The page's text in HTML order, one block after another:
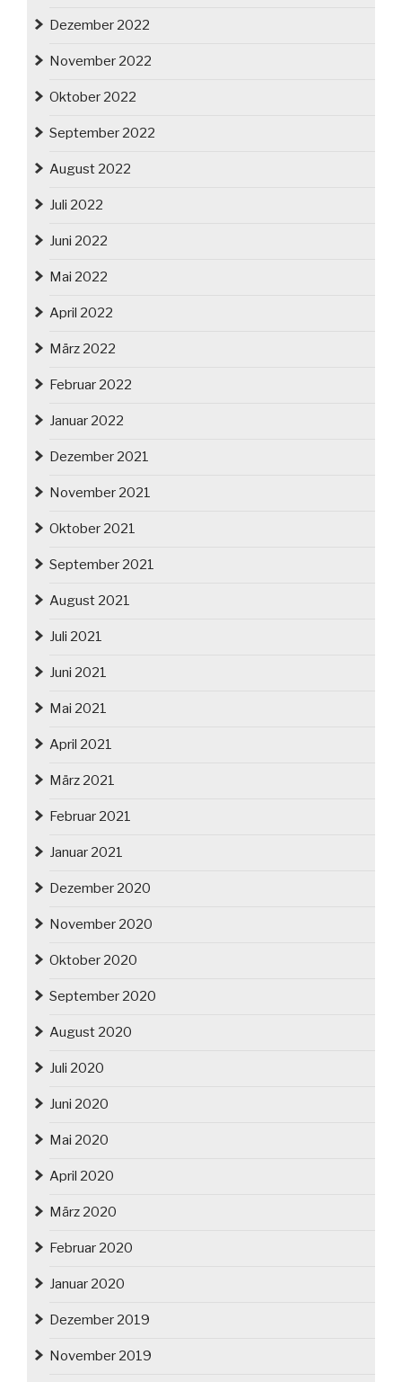
Dezember 2022
November 2022
Oktober 2022
September 2022
August 2022
Juli 2022
Juni 2022
Mai 2022
April 2022
März 2022
Februar 2022
Januar 2022
Dezember 2021
November 2021
Oktober 2021
September 2021
August 2021
Juli 2021
Juni 2021
Mai 2021
April 2021
März 2021
Februar 2021
Januar 2021
Dezember 2020
November 2020
Oktober 2020
September 2020
August 2020
Juli 2020
Juni 2020
Mai 2020
April 2020
März 2020
Februar 2020
Januar 2020
Dezember 2019
November 2019